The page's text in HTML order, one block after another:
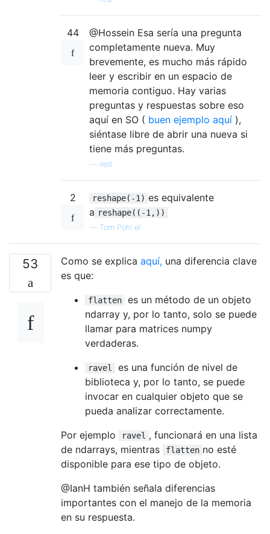
44
@Hossein Esa sería una pregunta
completamente nueva. Muy
brevemente, es mucho más rápido
leer y escribir en un espacio de
memoria contiguo. Hay varias
preguntas y respuestas sobre eso
aquí en SO ( buen ejemplo aquí ),
siéntase libre de abrir una nueva si
tiene más preguntas.
iled
2 reshape(-1) es equivalente
a reshape((-1,))
— Tom Pohl el
53 Como se explica aquí, una diferencia clave
es que:
flatten
es un método de un objeto
ndarray y, por lo tanto, solo se puede
llamar para matrices numpy
verdaderas.
ravel
es una función de nivel de
biblioteca y, por lo tanto, se puede
invocar en cualquier objeto que se
pueda analizar correctamente.
Por ejemplo
ravel , funcionará en una lista
de ndarrays, mientras
flatten no esté
disponible para ese tipo de objeto.
@IanH también señala diferencias
importantes con el manejo de la memoria
en su respuesta.